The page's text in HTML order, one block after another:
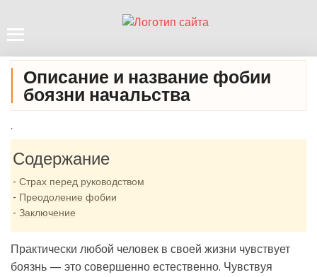
Описание и название фобии
боязни начальства
.
Содержание
Страх перед руководством
Преодоление фобии
Заключение
Практически любой человек в своей жизни чувствует
боязнь — это совершенно естественно. Чувствуя